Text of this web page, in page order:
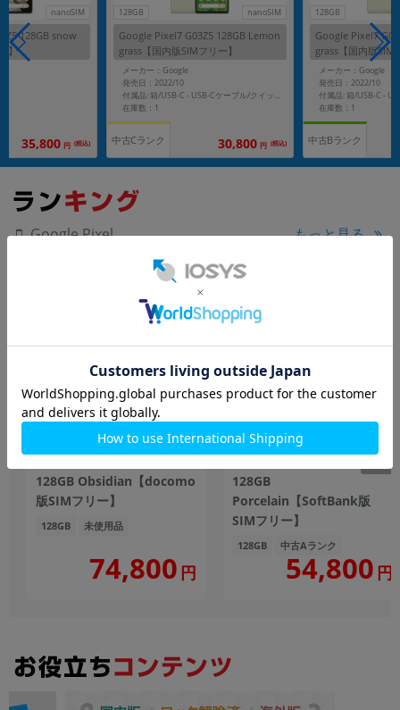
nanoSIM
128GB snow
】
35,800 円 (税込)
128GB nanoSIM
Google Pixel7 G03Z5 128GB Lemon
grass【国内版SIMフリー】
メーカー：Google
発売日：2022/10
付属品: 箱/USB-C - USB-Cケーブル/クイックスイッチアダプター/SIMツール/クイックスタートガイド
在庫数：1
中古Cランク 30,800 円 (税込)
128GB
Google Pixel7
grass【国内版SIM
メーカー：Google
発売日：2022/10
在庫数：1
中古Bランク
Google Pixel もっと見る
128GB Obsidian【docomo
版SIMフリー】
128GB 未使用品
74,800 円
128GB
Porcelain【SoftBank版
SIMフリー】
128GB 中古Aランク
54,800 円